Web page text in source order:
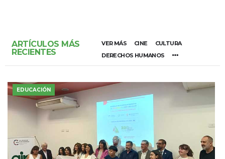
ARTÍCULOS MÁS
RECIENTES
VER MÁS CINE
CULTURA
DERECHOS HUMANOS
EDUCACIÓN